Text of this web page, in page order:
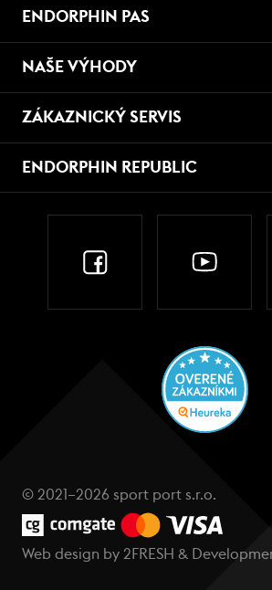
ENDORPHIN PAS
NAŠE VÝHODY
ZÁKAZNICKÝ SERVIS
ENDORPHIN REPUBLIC
© 2021–2026 sport port s.r.o.
Web design by 2FRESH &